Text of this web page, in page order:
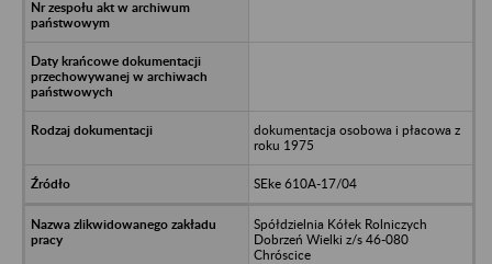
dokumentacja osobowa i płacowa z
roku 1975
SEke 610A-17/04
Spółdzielnia Kółek Rolniczych
Dobrzeń Wielki z/s 46-080
Chróscice